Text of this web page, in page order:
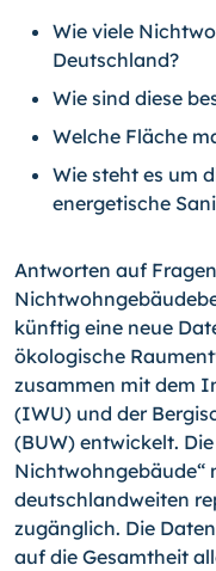
Wie viele
Deutschland?
Wie sind diese
Welche Fläche
Wie steht es um
energetische
Antworten auf
künftig eine neue
ökologische
zusammen mit dem
(IWU) und der
(BUW) entwickelt.
Nichtwohngebäude“
deutschlandweiten
zugänglich. Die
auf die Gesamtheit